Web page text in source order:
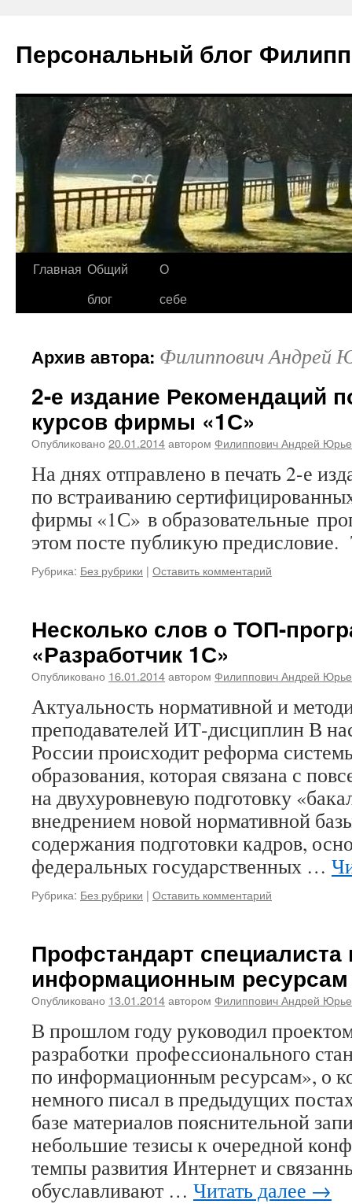
Персональный блог
Перейти
Главная Общий
блог
О
себе
Архив автора: Филиппович Андрей
2-е издание Рекомендаций
курсов фирмы «1С»
Опубликовано 20.01.2014автором Филиппович Андрей
На днях отправлено в печать 2-е
по встраиванию
фирмы «1С» в образовательные
этом посте публикую предисловие.
Рубрика: Без рубрики | Оставить комментарий
Несколько слов о ТОП-
«Разработчик 1С»
Опубликовано 16.01.2014автором Филиппович Андрей
Актуальность нормативной и
преподавателей ИТ-дисциплин В
России происходит реформа
образования, которая связана с
на двухуровневую подготовку
внедрением новой нормативной
содержания подготовки кадров,
федеральных государственных …
Рубрика: Без рубрики | Оставить комментарий
Профстандарт специалиста
информационным ресурсам
Опубликовано 13.01.2014автором Филиппович Андрей
В прошлом году руководил
разработки профессионального
по информационным ресурсам», о
немного писал в предыдущих
базе материалов пояснительной
небольшие тезисы к очередной
темпы развития Интернет и
обуславливают … Читать далее →